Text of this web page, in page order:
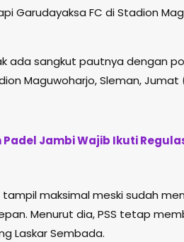
Garudayaksa FC di Stadion
ada sangkut pautnya dengan
Maguwoharjo, Sleman, Jumat
Jambi Wajib Ikuti
maksimal meski sudah
Menurut dia, PSS tetap
Laskar Sembada.